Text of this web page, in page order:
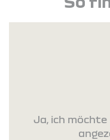
Ja, ich möchte